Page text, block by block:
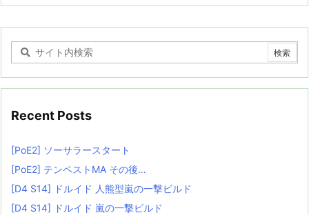
Recent Posts
[PoE2] ソーサラースタート
[PoE2] テンペストMA その後…
[D4 S14] ドルイド 人熊型嵐の一撃ビルド
[D4 S14] ドルイド 嵐の一撃ビルド